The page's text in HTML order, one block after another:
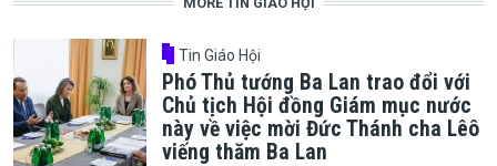
Tin Giáo Hội
Phó Thủ tướng Ba Lan trao đổi với
Chủ tịch Hội đồng Giám mục nước
này về việc mời Đức Thánh cha Lêô
viếng thăm Ba Lan